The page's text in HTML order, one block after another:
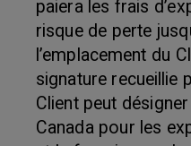
paiera les frais
risque de perte
l’emplacement du
signature recueillie
Client peut
Canada pour les